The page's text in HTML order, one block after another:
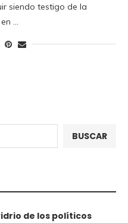
siendo testigo de la
…
BUSCAR
de los políticos